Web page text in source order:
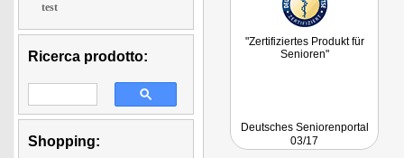
test
Ricerca prodotto:
Shopping:
"Zertifiziertes Produkt für
Senioren"
Deutsches Seniorenportal
03/17